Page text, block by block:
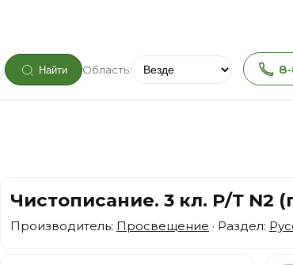
Найти Область:
Чистописание. 3 кл. Р/Т N2
Производитель: Просвещение · Раздел: